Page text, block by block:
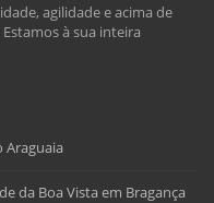
agilidade e acima de
à sua inteira
Araguaia
da Boa Vista em Bragança